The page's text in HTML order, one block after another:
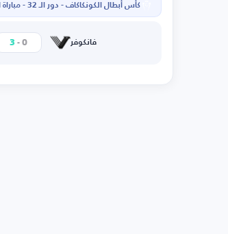
كأس أبطال الكونكاكاف - دور الـ 32 - مباراة الذهاب
فانكوفر 0
-
3